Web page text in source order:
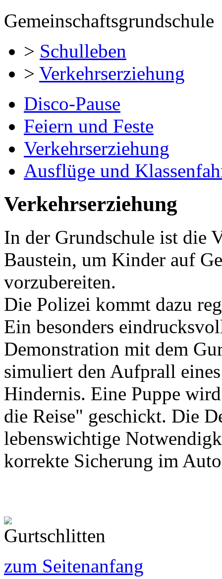
Gemeinschaftsgrundschule
> Schulleben
> Verkehrserziehung
Disco-Pause
Feiern und Feste
Verkehrserziehung
Ausflüge und
Verkehrserziehung
In der Grundschule ist die
Baustein, um Kinder auf
vorzubereiten.
Die Polizei kommt dazu
Ein besonders
Demonstration mit dem
simuliert den Aufprall
Hindernis. Eine Puppe
die Reise" geschickt. Die
lebenswichtige
korrekte Sicherung im
zum Seitenanfang